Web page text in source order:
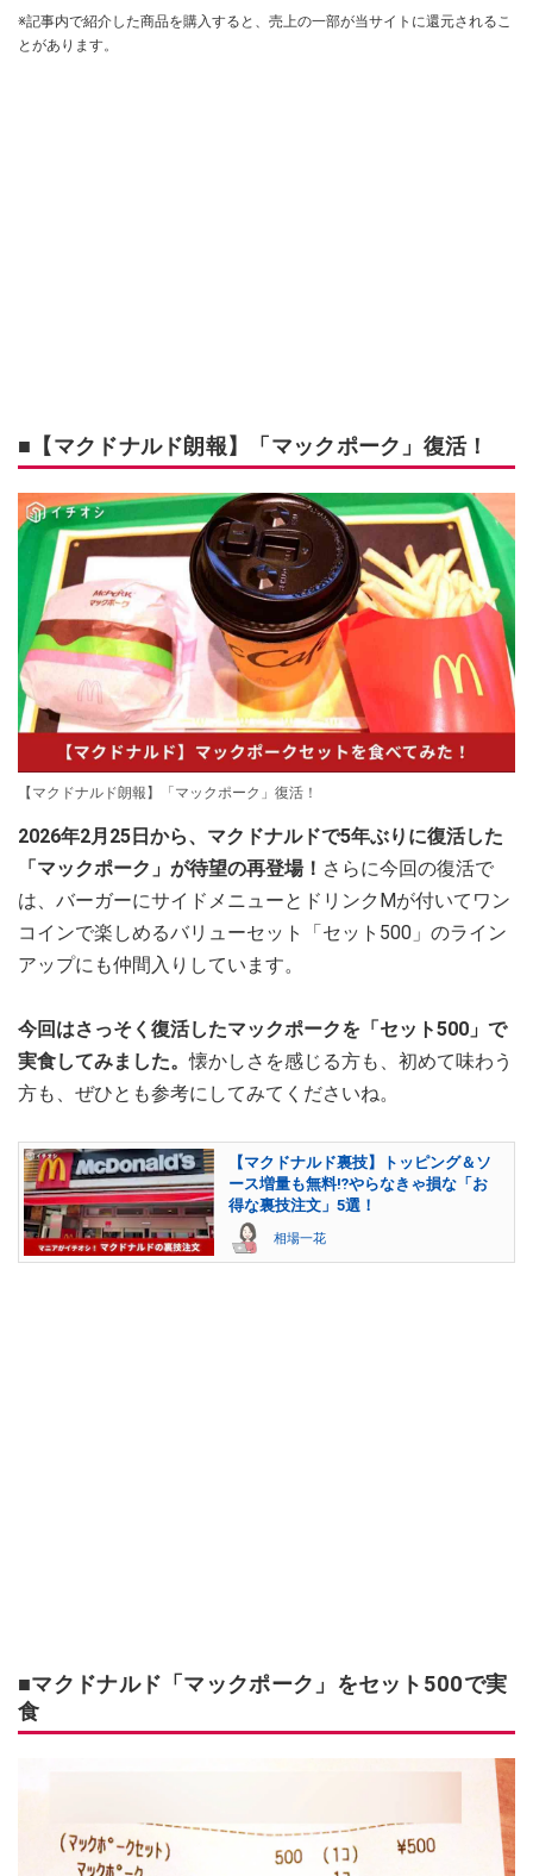
※記事内で紹介した商品を購入すると、売上の一部が当サイトに還元されるこ
とがあります。
■【マクドナルド朗報】「マックポーク」復活！
【マクドナルド朗報】「マックポーク」復活！
2026年2月25日から、マクドナルドで5年ぶりに復活した
「マックポーク」が待望の再登場！ さらに今回の復活で
は、バーガーにサイドメニューとドリンクMが付いてワン
コインで楽しめるバリューセット「セット500」のライン
アップにも仲間入りしています。
今回はさっそく復活したマックポークを「セット500」で
実食してみました。懐かしさを感じる方も、初めて味わう
方も、ぜひとも参考にしてみてくださいね。
【マクドナルド裏技】トッピング＆ソ
ース増量も無料⁉やらなきゃ損な「お
得な裏技注文」5選！
相場一花
■マクドナルド「マックポーク」をセット500で実
食